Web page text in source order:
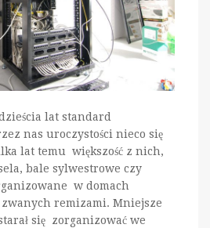
lat standard
nas uroczystości nieco się
lat temu większość z nich,
bale sylwestrowe czy
w domach
remizami. Mniejsze
się zorganizować we